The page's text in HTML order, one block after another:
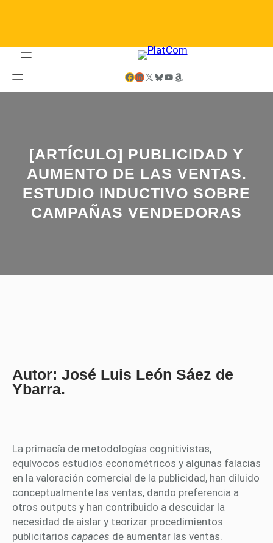
Facebook LinkedIn X Bluesky YouTube Amazon
[ARTÍCULO] PUBLICIDAD Y
AUMENTO DE LAS VENTAS.
ESTUDIO INDUCTIVO SOBRE
CAMPAÑAS VENDEDORAS
Autor: José Luis León Sáez de
Ybarra.
La primacía de metodologías cognitivistas,
equívocos estudios econométricos y algunas falacias
en la valoración comercial de la publicidad, han diluido
conceptualmente las ventas, dando preferencia a
otros outputs y han contribuido a descuidar la
necesidad de aislar y teorizar procedimientos
publicitarios capaces de aumentar las ventas.